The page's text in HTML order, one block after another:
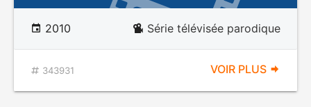
2010 Série télévisée parodique
343931 VOIR PLUS